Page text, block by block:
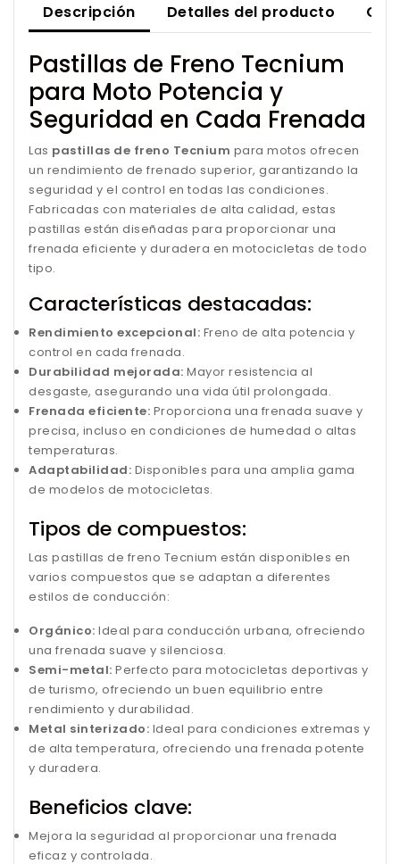
Descripción Detalles del producto
Pastillas de Freno Tecnium
para Moto Potencia y
Seguridad en Cada Frenada
Las pastillas de freno Tecnium para motos ofrecen
un rendimiento de frenado superior, garantizando la
seguridad y el control en todas las condiciones.
Fabricadas con materiales de alta calidad, estas
pastillas están diseñadas para proporcionar una
frenada eficiente y duradera en motocicletas de todo
tipo.
Características destacadas:
Rendimiento excepcional: Freno de alta potencia y
control en cada frenada.
Durabilidad mejorada: Mayor resistencia al
desgaste, asegurando una vida útil prolongada.
Frenada eficiente: Proporciona una frenada suave y
precisa, incluso en condiciones de humedad o altas
temperaturas.
Adaptabilidad: Disponibles para una amplia gama
de modelos de motocicletas.
Tipos de compuestos:
Las pastillas de freno Tecnium están disponibles en
varios compuestos que se adaptan a diferentes
estilos de conducción:
Orgánico: Ideal para conducción urbana, ofreciendo
una frenada suave y silenciosa.
Semi-metal: Perfecto para motocicletas deportivas y
de turismo, ofreciendo un buen equilibrio entre
rendimiento y durabilidad.
Metal sinterizado: Ideal para condiciones extremas y
de alta temperatura, ofreciendo una frenada potente
y duradera.
Beneficios clave:
Mejora la seguridad al proporcionar una frenada
eficaz y controlada.